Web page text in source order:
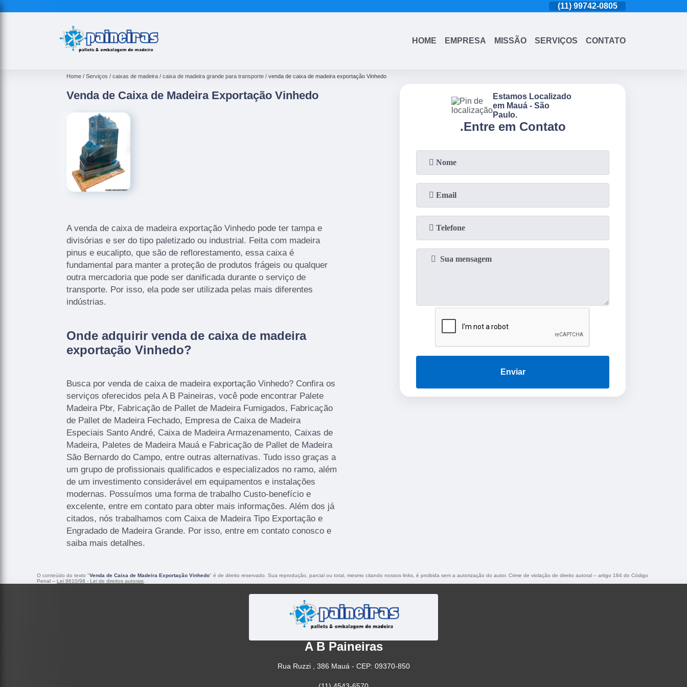
(11) 99742-0805
HOME EMPRESA MISSÃO SERVIÇOS CONTATO
Home Serviços caixas de madeira caixa de madeira grande para transporte venda de caixa de madeira exportação Vinhedo
Venda de Caixa de Madeira Exportação Vinhedo
A venda de caixa de madeira exportação Vinhedo pode ter tampa e
divisórias e ser do tipo paletizado ou industrial. Feita com madeira
pinus e eucalipto, que são de reflorestamento, essa caixa é
fundamental para manter a proteção de produtos frágeis ou qualquer
outra mercadoria que pode ser danificada durante o serviço de
transporte. Por isso, ela pode ser utilizada pelas mais diferentes
indústrias.
Onde adquirir venda de caixa de madeira
exportação Vinhedo?
Busca por venda de caixa de madeira exportação Vinhedo? Confira os
serviços oferecidos pela A B Paineiras, você pode encontrar Palete
Madeira Pbr, Fabricação de Pallet de Madeira Fumigados, Fabricação
de Pallet de Madeira Fechado, Empresa de Caixa de Madeira
Especiais Santo André, Caixa de Madeira Armazenamento, Caixas de
Madeira, Paletes de Madeira Mauá e Fabricação de Pallet de Madeira
São Bernardo do Campo, entre outras alternativas. Tudo isso graças a
um grupo de profissionais qualificados e especializados no ramo, além
de um investimento considerável em equipamentos e instalações
modernas. Possuímos uma forma de trabalho Custo-benefício e
excelente, entre em contato para obter mais informações. Além dos já
citados, nós trabalhamos com Caixa de Madeira Tipo Exportação e
Engradado de Madeira Grande. Por isso, entre em contato conosco e
saiba mais detalhes.
.Entre em Contato
Estamos Localizado
em Mauá - São
Paulo.
Enviar
O conteúdo do texto "Venda de Caixa de Madeira Exportação Vinhedo" é de direito reservado. Sua reprodução, parcial ou total, mesmo citando nossos links, é proibida sem a autorização do autor. Crime de violação de direito autoral – artigo 184 do Código
Penal – Lei 9610/98 - Lei de direitos autorais
A B Paineiras
Rua Ruzzi , 386 Mauá - CEP: 09370-850